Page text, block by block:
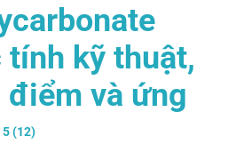
tính kỹ thuật,
và ứng
5 (12)